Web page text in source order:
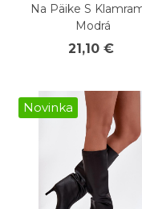
Na Päike S
Modrá
21,10 €
Novinka